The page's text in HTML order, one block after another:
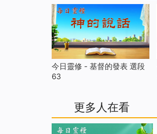
今日靈修 - 基督的發表 選段
63
更多人在看